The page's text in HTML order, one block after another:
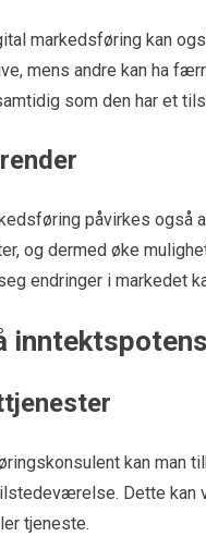
markedsføring kan
mens andre kan ha
som den har et
påvirkes også
og dermed øke
endringer i markedet
kan man
Dette
tjeneste.